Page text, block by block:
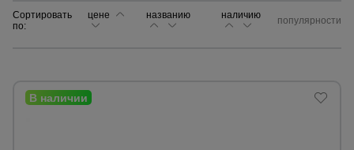
Сортировать
по:
цене названию наличию популярности